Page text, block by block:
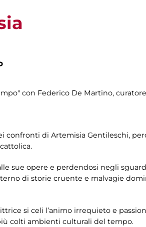
con Federico De Martino,
confronti di Artemisia Gentileschi,
sue opere e perdendosi negli
di storie cruente e malvagie
si celi l’animo irrequieto e
colti ambienti culturali del tempo.